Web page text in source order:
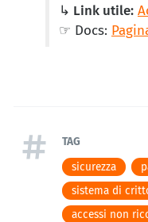
↳ Link utile:
☞ Docs:
TAG
sicurezza
sistema di
accessi non